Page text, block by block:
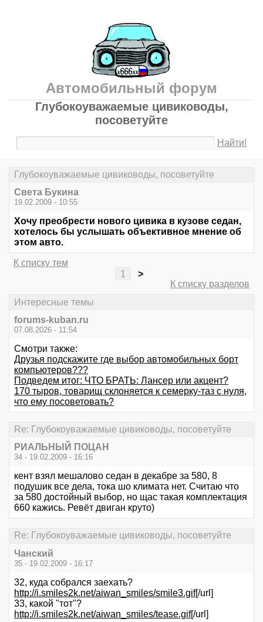
Автомобильный форум
Глубокоуважаемые цивиководы,
посоветуйте
Найти!
Глубокоуважаемые цивиководы, посоветуйте
Света Букина
19.02.2009 - 10:55
Хочу преобрести нового цивика в кузове седан,
хотелось бы услышать объективное мнение об
этом авто.
К списку тем
1
>
К списку разделов
Интересные темы
forums-kuban.ru
07.08.2026 - 11:54
Смотри также:
Друзья подскажите где выбор автомобильных борт
компьютеров???
Подведем итог: ЧТО БРАТЬ: Лансер или акцент?
170 тыров, товарищ склоняется к семерку-таз с нуля,
что ему посоветовать?
Re: Глубокоуважаемые цивиководы, посоветуйте
РИАЛЬНЫЙ ПОЦАН
34 - 19.02.2009 - 16:16
кент взял мешалово седан в декабре за 580, 8
подушик все дела, тока шо климата нет. Считаю что
за 580 достойный выбор, но щас такая комплектация
660 кажись. Ревёт двиган круто)
Re: Глубокоуважаемые цивиководы, посоветуйте
Чанский
35 - 19.02.2009 - 16:17
32, куда собрался заехать?
http://i.smiles2k.net/aiwan_smiles/smile3.gif[/url]
33, какой "тот"?
http://i.smiles2k.net/aiwan_smiles/tease.gif[/url]